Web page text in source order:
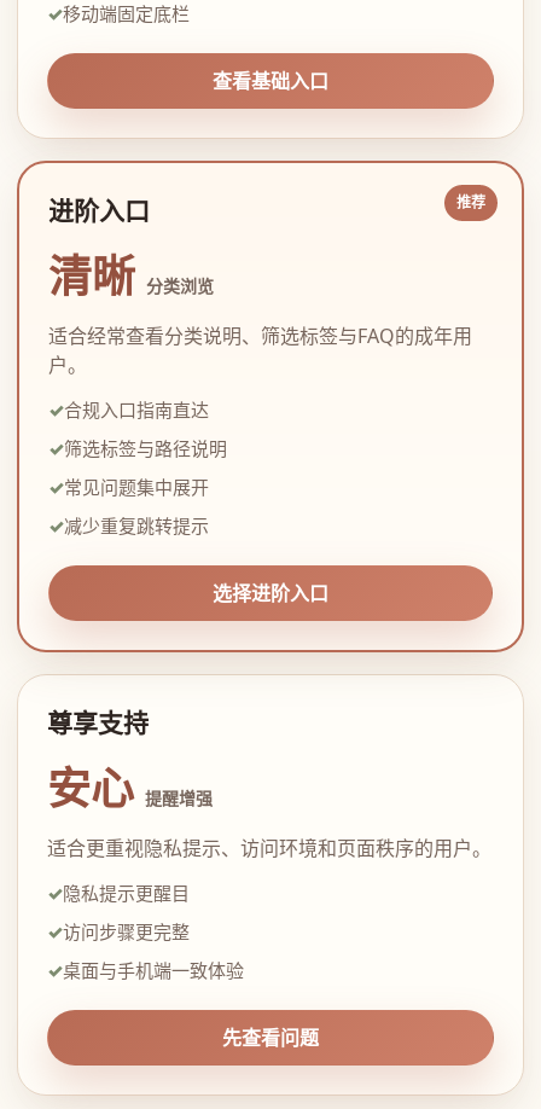
移动端固定底栏
查看基础入口
进阶入口
清晰 分类浏览
适合经常查看分类说明、筛选标签与FAQ的成年用
户。
合规入口指南直达
筛选标签与路径说明
常见问题集中展开
减少重复跳转提示
选择进阶入口
尊享支持
安心 提醒增强
适合更重视隐私提示、访问环境和页面秩序的用户。
隐私提示更醒目
访问步骤更完整
桌面与手机端一致体验
先查看问题